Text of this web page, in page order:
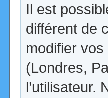
Il est
différent de
modifier
(Londres,
l’utilisateur.